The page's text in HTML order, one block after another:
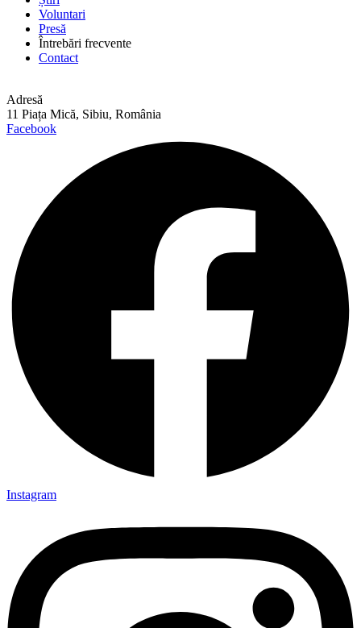
Voluntari
Presă
Întrebări frecvente
Contact
Adresă
11 Piața Mică, Sibiu, România
Facebook
Instagram